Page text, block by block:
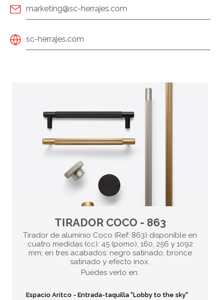
marketing@sc-herrajes.com
sc-herrajes.com
TIRADOR COCO - 863
Tirador de aluminio Coco (Ref: 863) disponible en
cuatro medidas (cc): 45 (pomo), 160, 256 y 1092
mm; en tres acabados: negro satinado, bronce
satinado y efecto inox.
Puedes verlo en:
Espacio Aritco - Entrada-taquilla "Lobby to the sky"